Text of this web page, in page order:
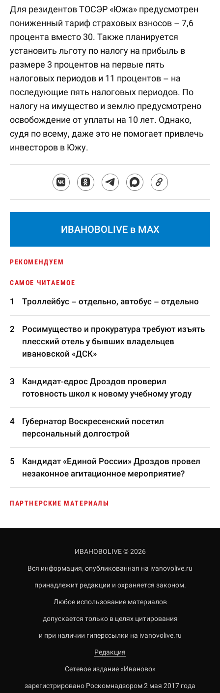
Для резидентов ТОСЭР «Южа» предусмотрен
пониженный тариф страховых взносов – 7,6
процента вместо 30. Также планируется
установить льготу по налогу на прибыль в
размере 3 процентов на первые пять
налоговых периодов и 11 процентов – на
последующие пять налоговых периодов. По
налогу на имущество и землю предусмотрено
освобождение от уплаты на 10 лет. Однако,
судя по всему, даже это не помогает привлечь
инвесторов в Южу.
ИВАНОВОLIVE в MAX
РЕКОМЕНДУЕМ
САМОЕ ЧИТАЕМОЕ
Троллейбус – отдельно, автобус – отдельно
Росимущество и прокуратура требуют изъять
плесский отель у бывших владельцев
ивановской «ДСК»
Кандидат-едрос Дроздов проверил
готовность школ к новому учебному угоду
Губернатор Воскресенский посетил
персональный долгострой
Кандидат «Единой России» Дроздов провел
незаконное агитационное мероприятие?
ПАРТНЕРСКИЕ МАТЕРИАЛЫ
ИВАНОВОLIVE © 2026
Вся информация, опубликованная на ivanovolive.ru
принадлежит редакции и охраняется законом.
Любое использование материалов
допускается только в целях цитирования
и при наличии гиперссылки на ivanovolive.ru
Редакция
Сетевое издание «Иваново»
зарегистрировано Роскомнадзором 2 мая 2017 года